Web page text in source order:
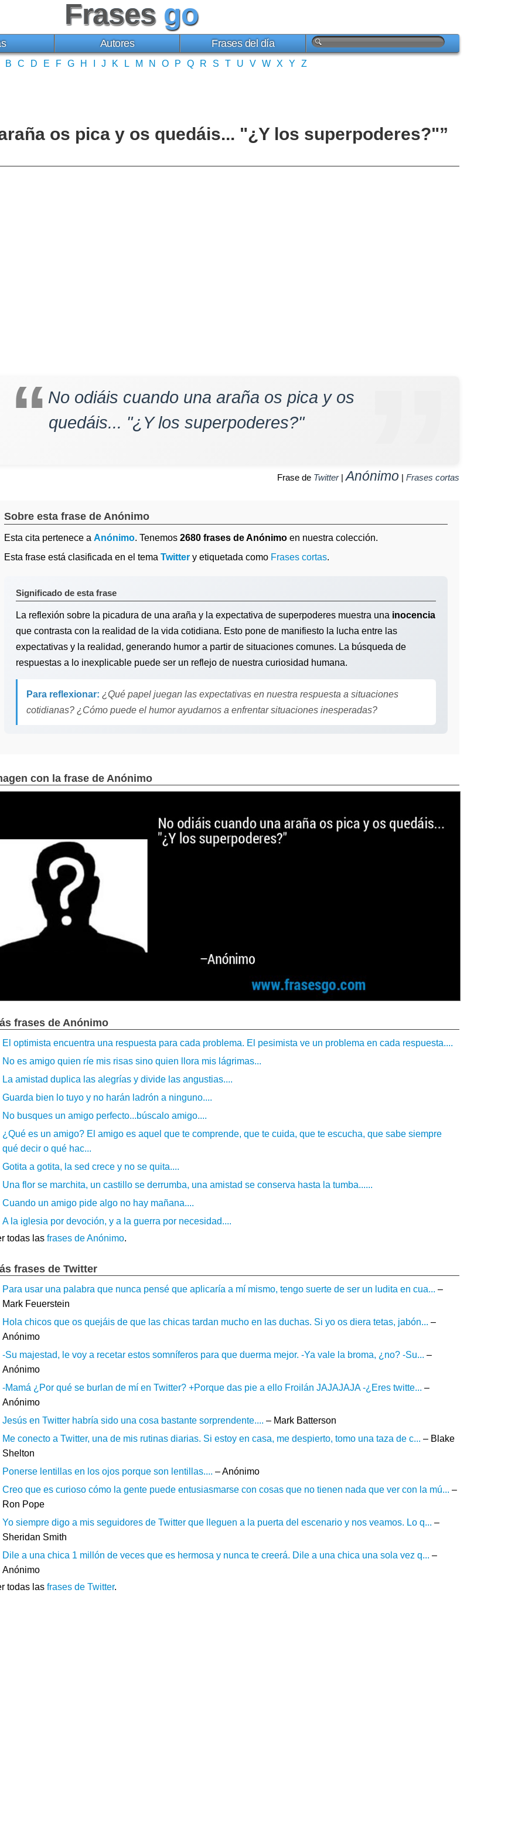
Frases go
Autores Frases del día
B C D E F G H J K L M N O P Q R S T U V W X Y Z
os pica y os quedáis... "¿Y los superpoderes?"”
No odiáis cuando una araña os pica y os
quedáis... "¿Y los superpoderes?"
Frase de Twitter|Anónimo | Frases cortas
Sobre esta frase de Anónimo
Esta cita pertenece a Anónimo. Tenemos 2680 frases de Anónimo en nuestra colección.
Esta frase está clasificada en el tema Twitter y etiquetada como Frases cortas.
Significado de esta frase
La reflexión sobre la picadura de una araña y la expectativa de superpoderes muestra una inocencia
que contrasta con la realidad de la vida cotidiana. Esto pone de manifiesto la lucha entre las
expectativas y la realidad, generando humor a partir de situaciones comunes. La búsqueda de
respuestas a lo inexplicable puede ser un reflejo de nuestra curiosidad humana.
Para reflexionar: ¿Qué papel juegan las expectativas en nuestra respuesta a situaciones
cotidianas? ¿Cómo puede el humor ayudarnos a enfrentar situaciones inesperadas?
con la frase de Anónimo
frases de Anónimo
El optimista encuentra una respuesta para cada problema. El pesimista ve un problema en cada respuesta....
No es amigo quien ríe mis risas sino quien llora mis lágrimas...
La amistad duplica las alegrías y divide las angustias....
Guarda bien lo tuyo y no harán ladrón a ninguno....
No busques un amigo perfecto...búscalo amigo....
¿Qué es un amigo? El amigo es aquel que te comprende, que te cuida, que te escucha, que sabe siempre
qué decir o qué hac...
Gotita a gotita, la sed crece y no se quita....
Una flor se marchita, un castillo se derrumba, una amistad se conserva hasta la tumba......
Cuando un amigo pide algo no hay mañana....
A la iglesia por devoción, y a la guerra por necesidad....
todas las frases de Anónimo.
frases de Twitter
Para usar una palabra que nunca pensé que aplicaría a mí mismo, tengo suerte de ser un ludita en cua... –
Mark Feuerstein
Hola chicos que os quejáis de que las chicas tardan mucho en las duchas. Si yo os diera tetas, jabón... –
Anónimo
-Su majestad, le voy a recetar estos somníferos para que duerma mejor. -Ya vale la broma, ¿no? -Su... –
Anónimo
-Mamá ¿Por qué se burlan de mí en Twitter? +Porque das pie a ello Froilán JAJAJAJA -¿Eres twitte... –
Anónimo
Jesús en Twitter habría sido una cosa bastante sorprendente.... – Mark Batterson
Me conecto a Twitter, una de mis rutinas diarias. Si estoy en casa, me despierto, tomo una taza de c... – Blake
Shelton
Ponerse lentillas en los ojos porque son lentillas.... – Anónimo
Creo que es curioso cómo la gente puede entusiasmarse con cosas que no tienen nada que ver con la mú... –
Ron Pope
Yo siempre digo a mis seguidores de Twitter que lleguen a la puerta del escenario y nos veamos. Lo q... –
Sheridan Smith
Dile a una chica 1 millón de veces que es hermosa y nunca te creerá. Dile a una chica una sola vez q... –
Anónimo
todas las frases de Twitter.